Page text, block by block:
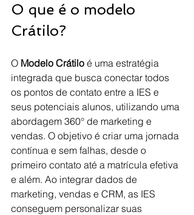
O que é o modelo
Crátilo?
O Modelo Crátilo é uma estratégia
integrada que busca conectar todos
os pontos de contato entre a IES e
seus potenciais alunos, utilizando uma
abordagem 360° de marketing e
vendas. O objetivo é criar uma jornada
contínua e sem falhas, desde o
primeiro contato até a matrícula efetiva
e além. Ao integrar dados de
marketing, vendas e CRM, as IES
conseguem personalizar suas